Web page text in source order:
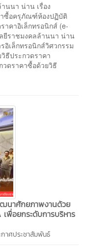
นนา น่าน เรื่อง
าซื้อครุภัณฑ์ห้องปฏิบัติ
าคาอิเล็กทรอนิกส์ (e-
ยีราชมงคลล้านนา น่าน
อิเล็กทรอนิกส์วิศวกรรม
ธีประกวดราคา
วดราคาซื้อด้วยวิธี
ฒนาศักยภาพงานด้วย
เพื่อยกระดับการบริหาร
กาศประชาสัมพันธ์